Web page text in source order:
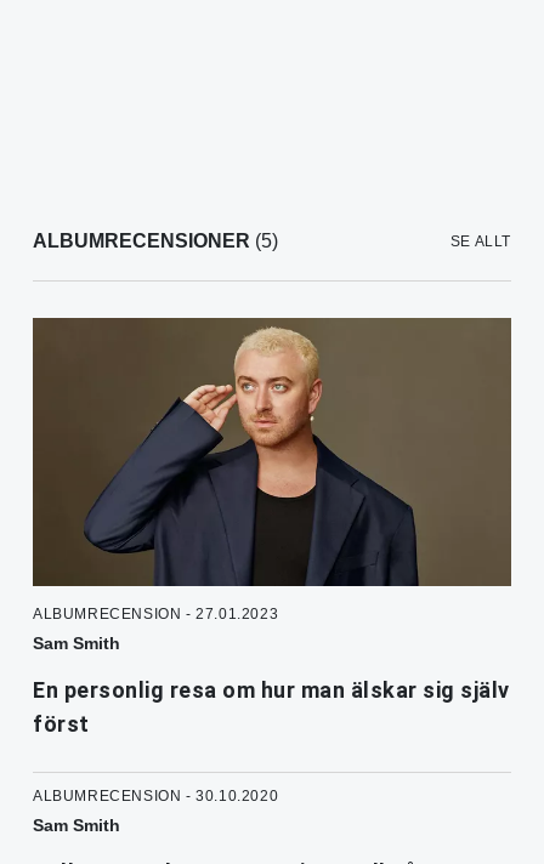
ALBUMRECENSIONER (5) SE ALLT
ALBUMRECENSION - 27.01.2023
Sam Smith
En personlig resa om hur man älskar sig själv
först
ALBUMRECENSION - 30.10.2020
Sam Smith